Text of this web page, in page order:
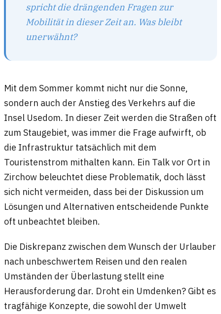
spricht die drängenden Fragen zur
Mobilität in dieser Zeit an. Was bleibt
unerwähnt?
Mit dem Sommer kommt nicht nur die Sonne,
sondern auch der Anstieg des Verkehrs auf die
Insel Usedom. In dieser Zeit werden die Straßen oft
zum Staugebiet, was immer die Frage aufwirft, ob
die Infrastruktur tatsächlich mit dem
Touristenstrom mithalten kann. Ein Talk vor Ort in
Zirchow beleuchtet diese Problematik, doch lässt
sich nicht vermeiden, dass bei der Diskussion um
Lösungen und Alternativen entscheidende Punkte
oft unbeachtet bleiben.
Die Diskrepanz zwischen dem Wunsch der Urlauber
nach unbeschwertem Reisen und den realen
Umständen der Überlastung stellt eine
Herausforderung dar. Droht ein Umdenken? Gibt es
tragfähige Konzepte, die sowohl der Umwelt